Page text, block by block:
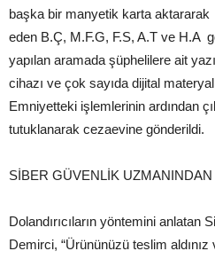
başka bir manyetik karta
eden B.Ç, M.F.G, F.S, A.T ve H.A
yapılan aramada şüphelilere ait
cihazı ve çok sayıda dijital
Emniyetteki işlemlerinin ardından
tutuklanarak cezaevine gönderildi.
SİBER GÜVENLİK UZMANINDAN
Dolandırıcıların yöntemini
Demirci, “Ürününüzü teslim